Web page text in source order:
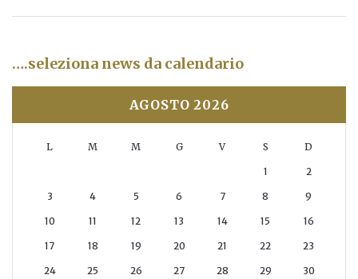
….seleziona news da calendario
AGOSTO 2026
L M M G V S D
1 2
3 4 5 6 7 8 9
10 11 12 13 14 15 16
17 18 19 20 21 22 23
24 25 26 27 28 29 30